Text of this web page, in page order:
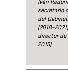
Iván
secretario
del
(2018-
director de
2015).